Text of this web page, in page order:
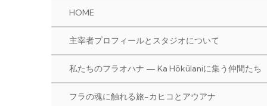
HOME
主宰者プロフィールとスタジオについて
私たちのフラオハナ — Ka Hōkūlaniに集う仲間たち
フラの魂に触れる旅-カヒコとアウアナ